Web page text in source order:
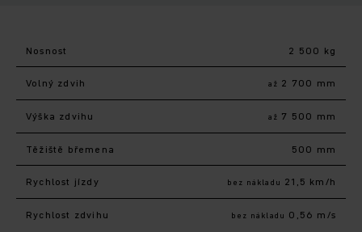
Nosnost 2 500 kg
Volný zdvih až 2 700 mm
Výška zdvihu až 7 500 mm
Těžiště břemena 500 mm
Rychlost jízdy bez nákladu 21,5 km/h
Rychlost zdvihu bez nákladu 0,56 m/s